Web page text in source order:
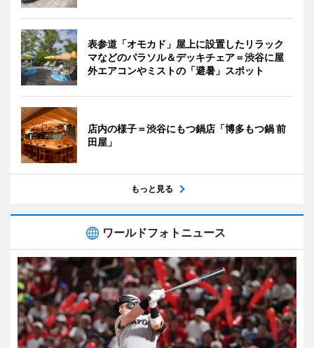
表参道「オモカド」屋上に設置したリラック
マなどのパラソル＆デッキチェア＝渋谷に屋
外エアコンやミストの「避暑」スポット
店内の様子＝渋谷にもつ鍋店「博多もつ鍋 前
田屋」
もっと見る
ワールドフォトニュース